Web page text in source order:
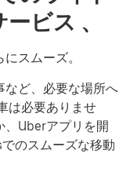
ビス 、
スムーズ。
など、必要な場所へ
は必要ありませ
、Uberアプリを開
のスムーズな移動